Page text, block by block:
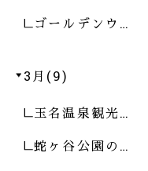
ゴールデンウ…
3月(9)
玉名温泉観光…
蛇ヶ谷公園の…